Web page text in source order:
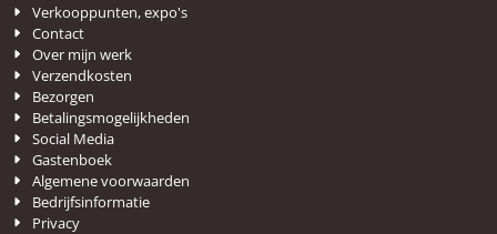
Verkooppunten, expo's
Contact
Over mijn werk
Verzendkosten
Bezorgen
Betalingsmogelijkheden
Social Media
Gastenboek
Algemene voorwaarden
Bedrijfsinformatie
Privacy